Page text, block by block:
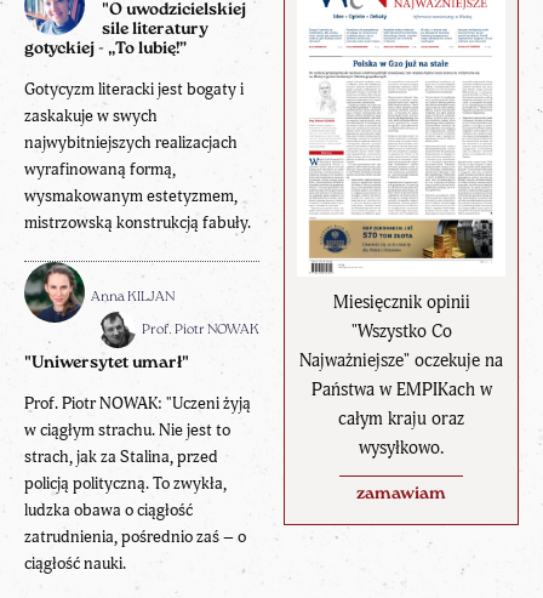
Miesięcznik opinii
"Wszystko Co
Najważniejsze" oczekuje na
Państwa w EMPIKach w
całym kraju oraz
wysyłkowo.
zamawiam
"O uwodzicielskiej
sile literatury
gotyckiej - „To lubię!”
Gotycyzm literacki jest bogaty i
zaskakuje w swych
najwybitniejszych realizacjach
wyrafinowaną formą,
wysmakowanym estetyzmem,
mistrzowską konstrukcją fabuły.
Anna KILJAN
Prof. Piotr NOWAK
"Uniwersytet umarł"
Prof. Piotr NOWAK: "Uczeni żyją
w ciągłym strachu. Nie jest to
strach, jak za Stalina, przed
policją polityczną. To zwykła,
ludzka obawa o ciągłość
zatrudnienia, pośrednio zaś – o
ciągłość nauki.